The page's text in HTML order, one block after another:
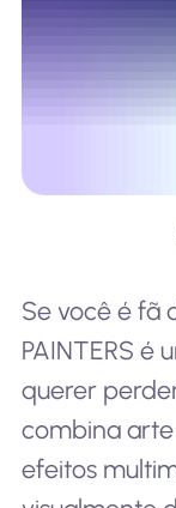
Se você é fã
PAINTERS é
querer
combina
efeitos